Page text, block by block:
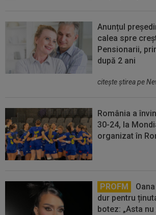
Anunțul
calea spre
Pensionarii,
după 2 ani
citeşte ştirea pe
România a
30-24, la
organizat în
PROFM
dur pentru
botez: „Asta